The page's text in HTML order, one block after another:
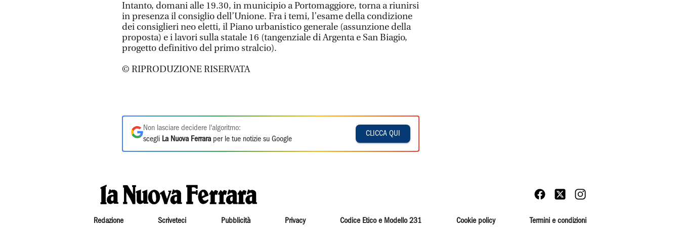
Intanto, domani alle 19.30, in municipio a Portomaggiore, torna a riunirsi
in presenza il consiglio dell’Unione. Fra i temi, l’esame della condizione
dei consiglieri neo eletti, il Piano urbanistico generale (assunzione della
proposta) e i lavori sulla statale 16 (tangenziale di Argenta e San Biagio,
progetto definitivo del primo stralcio).
© RIPRODUZIONE RISERVATA
Non lasciare decidere l'algoritmo:
scegli La Nuova Ferrara per le tue notizie su Google
CLICCA QUI
Redazione Scriveteci Pubblicità Privacy Codice Etico e Modello 231 Cookie policy Termini e condizioni